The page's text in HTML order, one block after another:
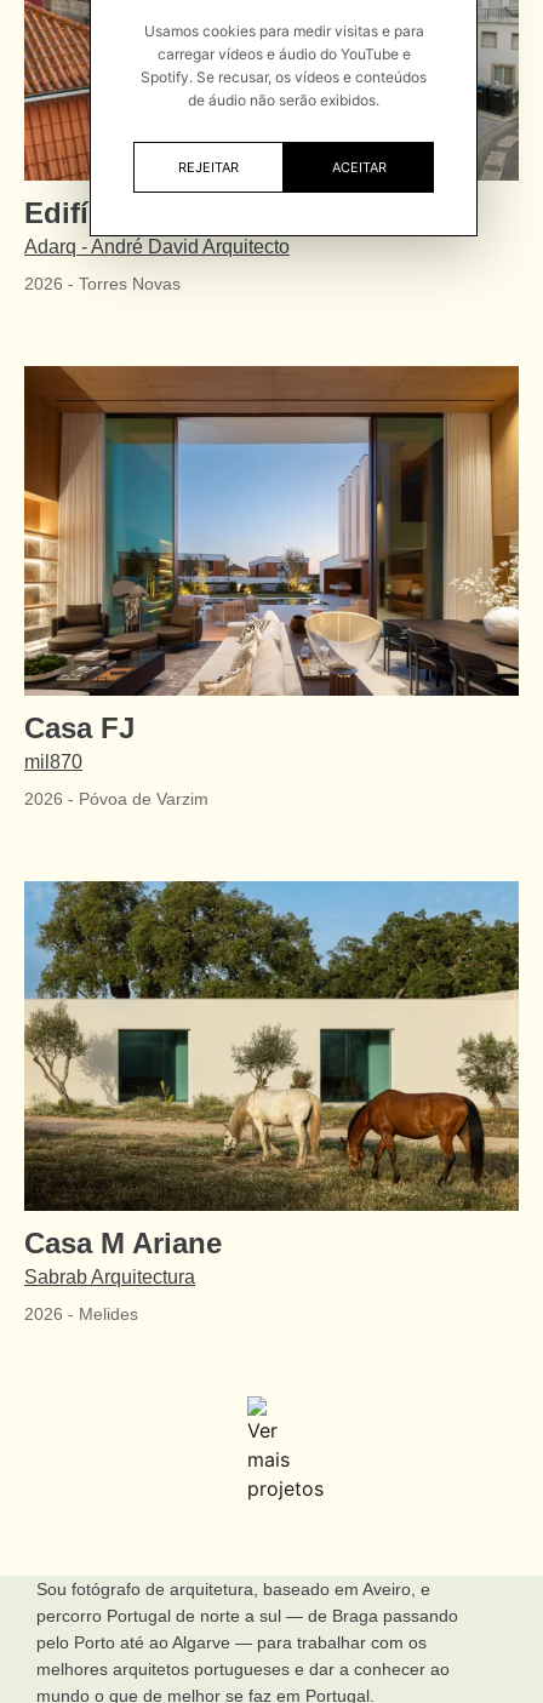
Edifício Actriz Virginia
Adarq - André David Arquitecto
2026 - Torres Novas
Casa FJ
mil870
2026 - Póvoa de Varzim
Casa M Ariane
Sabrab Arquitectura
2026 - Melides
Sou fotógrafo de arquitetura, baseado em Aveiro, e
percorro Portugal de norte a sul — de Braga passando
pelo Porto até ao Algarve — para trabalhar com os
melhores arquitetos portugueses e dar a conhecer ao
mundo o que de melhor se faz em Portugal.
Usamos cookies para medir visitas e para
carregar vídeos e áudio do YouTube e
Spotify. Se recusar, os vídeos e conteúdos
de áudio não serão exibidos.
REJEITAR ACEITAR